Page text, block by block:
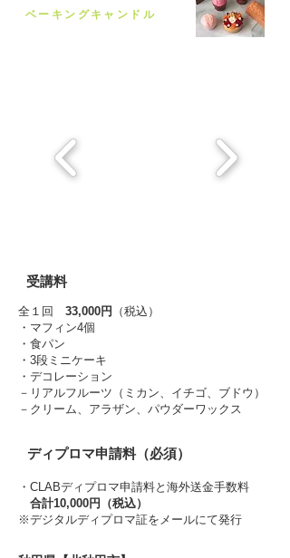
ベーキングキャンドル
​受講料
全１回 33,000円
（税込）
・マフィン4個
・食パン
・3段ミニケーキ
・デコレーション
​－リアルフルーツ（ミカン、イチゴ、ブドウ）
​－クリーム、アラザン、パウダーワックス
​ディプロマ申請料（必須）
・CLABディプロマ申請料と海外送金手数料
合計10,000円（税込）
※デジタルディプロマ証をメールにて発行